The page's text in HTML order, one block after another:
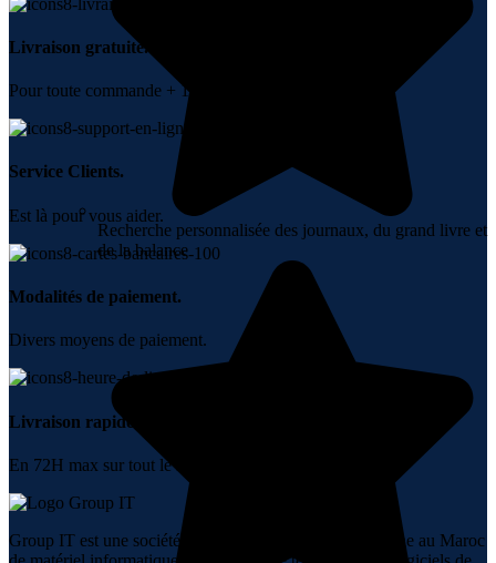
Recherche personnalisée des journaux, du grand livre et
de la balance
Livraison gratuite.
Pour toute commande + 10000 DH.
Service Clients.
Est là pour vous aider.
Modalités de paiement.
Divers moyens de paiement.
Livraison rapide.
En 72H max sur tout le Maroc.
Group IT est une société spécialisée dans la vente en ligne au Maroc